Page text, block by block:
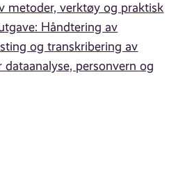
metoder, verktøy og praktisk
Håndtering av
og transkribering av
personvern og